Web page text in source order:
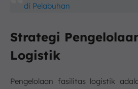
di Pelabuhan
Strategi
Logistik
Pengelolaan fasilitas logistik